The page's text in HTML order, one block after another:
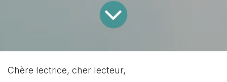
Chère lectrice, cher lecteur,